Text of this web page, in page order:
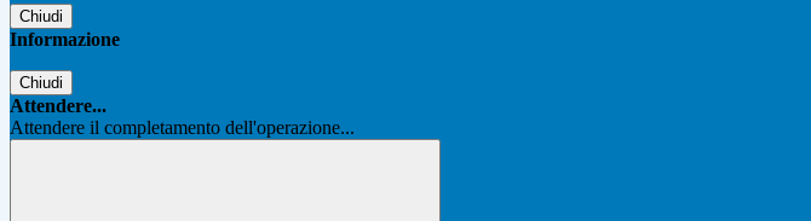
Chiudi
Informazione
Chiudi
Attendere...
Attendere il completamento dell'operazione...